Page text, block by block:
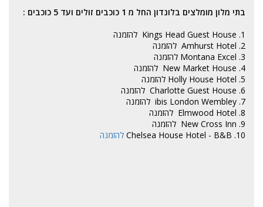
בתי מלון מומלצים בלונדון החל מ 1 כוכבים זולים ועד 5 כוכבים :
1.
Kings Head Guest House להזמנה
2.
Amhurst Hotel להזמנה
3.
Montana Excel להזמנה
4.
New Market House להזמנה
5.
Holly House Hotel להזמנה
6.
Charlotte Guest House להזמנה
7.
ibis London Wembley להזמנה
8.
Elmwood Hotel להזמנה
9.
New Cross Inn להזמנה
10.
Chelsea House Hotel - B&B להזמנה